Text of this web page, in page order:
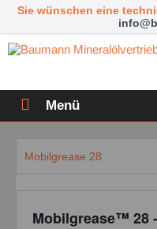
Sie wünschen eine
Menü
Mobilgrease 28
Mobilgrease™ 28